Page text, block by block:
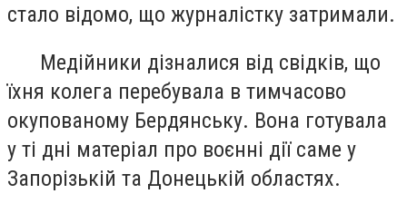
стало відомо, що журналістку затримали.
Медійники дізналися від свідків, що
їхня колега перебувала в тимчасово
окупованому Бердянську. Вона готувала
у ті дні матеріал про воєнні дії саме у
Запорізькій та Донецькій областях.